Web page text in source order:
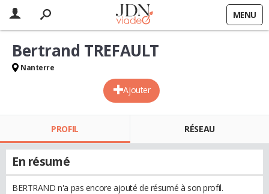
MENU
Ajouter
Bertrand TREFAULT
Nanterre
PROFIL RÉSEAU
En résumé
BERTRAND n'a pas encore ajouté de résumé à son profil.